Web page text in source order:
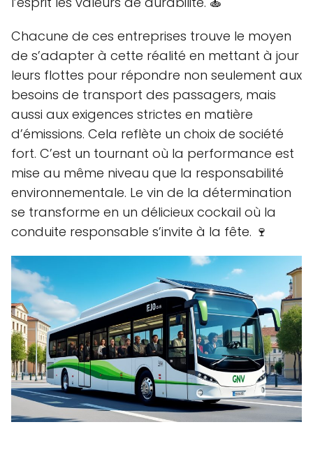
Chacune de ces entreprises trouve le moyen
de s’adapter à cette réalité en mettant à jour
leurs flottes pour répondre non seulement aux
besoins de transport des passagers, mais
aussi aux exigences strictes en matière
d’émissions. Cela reflète un choix de société
fort. C’est un tournant où la performance est
mise au même niveau que la responsabilité
environnementale. Le vin de la détermination
se transforme en un délicieux cockail où la
conduite responsable s’invite à la fête. 🍷